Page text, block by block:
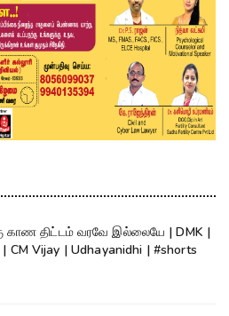
திட்டம் வரவே இல்லையே | DMK |
CM Vijay | Udhayanidhi | #shorts